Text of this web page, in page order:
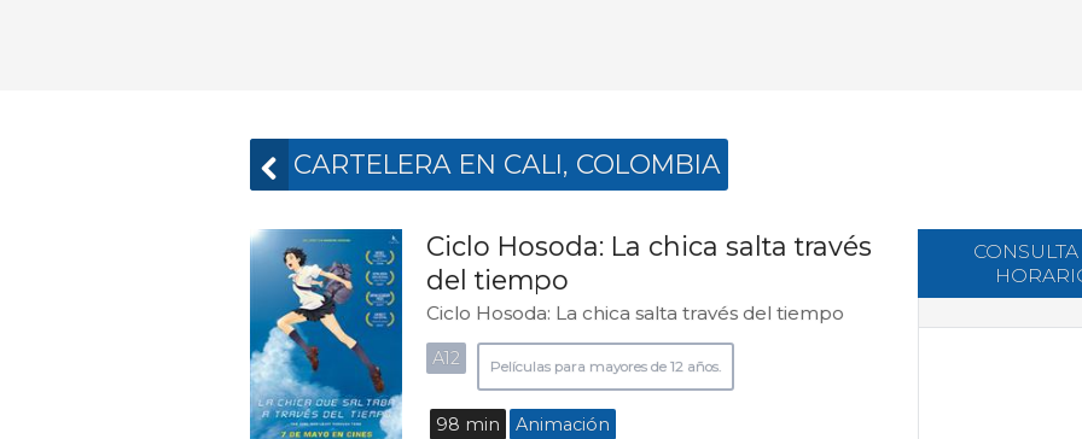
CARTELERA EN CALI, COLOMBIA
Ciclo Hosoda: La chica salta través
del tiempo
Ciclo Hosoda: La chica salta través del tiempo
A12 Películas para mayores de 12 años.
98 min Animación